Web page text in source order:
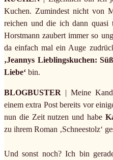
Kuchen. Zumindest nicht von
reichen und die ich dann quasi
Horstmann zaubert immer so
da einfach mal ein Auge
‚Jeannys Lieblingskuchen:
Liebe‘ bin.
BLOGBUSTER | Meine
einem extra Post bereits vor
nun die Zeit nutzen und habe
zu ihrem Roman ‚Schneestolz‘
Und sonst noch? Ich bin